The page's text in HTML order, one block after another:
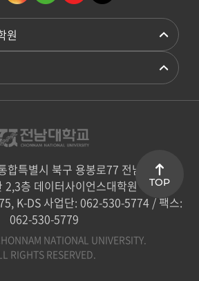
원
특별시 북구 용봉로77 전남대학교
2,3층 데이터사이언스대학원
K-DS 사업단: 062-530-5774 / 팩스:
062-530-5779
NATIONAL UNIVERSITY.
RIGHTS RESERVED.
TOP